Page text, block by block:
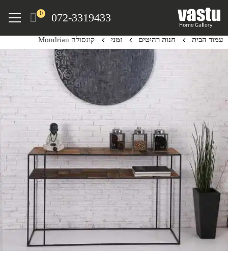
content
072-3319433
0
Menu
עמוד הבית חנות רהיטים זמני קונסולה Mondrian